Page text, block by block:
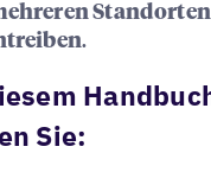
Standorten
.
Sie: